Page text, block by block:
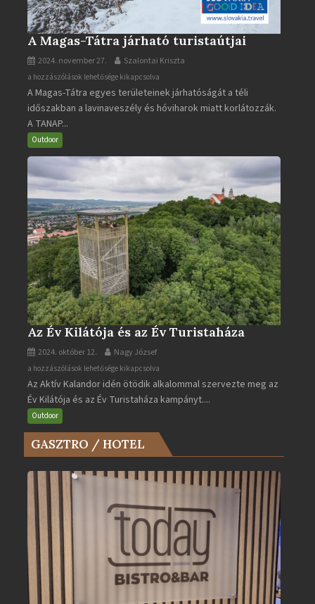
A Magas-Tátra járható turistaútjai
2024. november 27. Szalontai Kriszta
A
Magas-
Tátra
járható
turistaútjai
bejegyzéshez
a hozzászólások lehetősége kikapcsolva
A Magas-Tátra egyes területeinek járhatóságát a téli
időszakban a lavinaveszély és hóviharok miatt korlátozzák.
A TANAP...
Outdoor
Az Év Kilátója és az Év Turistaháza
2024. október 12. Nagy József
Az
Év
Kilátója
és
Év
Turistaháza
bejegyzéshez
a hozzászólások lehetősége kikapcsolva
Az Aktív Kalandor idén ötödik alkalommal szervezte meg az
Év Kilátója és az Év Turistaháza kampányt....
Outdoor
GASZTRO / HOTEL